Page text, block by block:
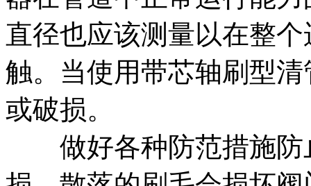
直径也应该测量以在整
触。当使用带芯轴刷型
或破损。
做好各种防范措施防